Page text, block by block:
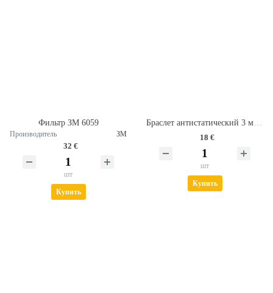
Фильтр ЗМ 6059
Производитель ЗМ
32 €
шт
Купить
18 €
шт
Купить